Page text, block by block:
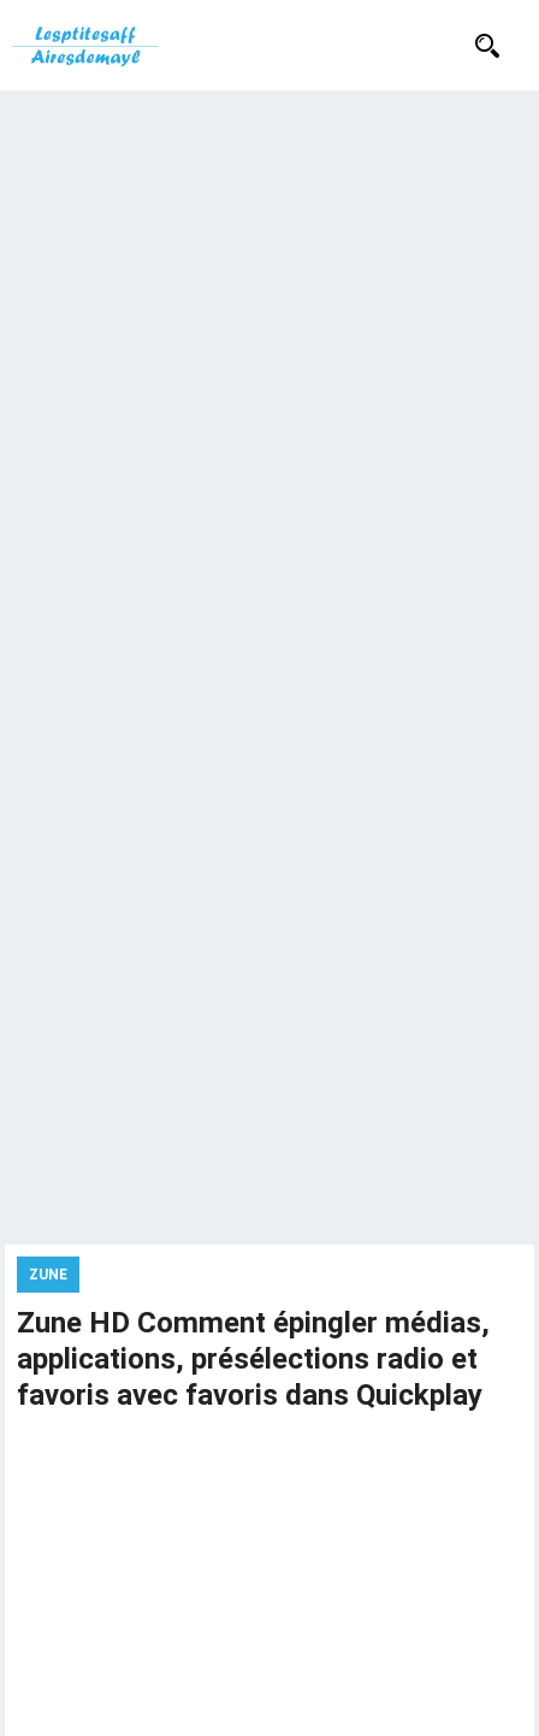
ZUNE
Zune HD Comment épingler médias,
applications, présélections radio et
favoris avec favoris dans Quickplay